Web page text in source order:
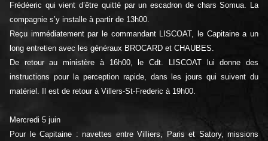
Frédéeric qui vient d’être quitté par un escadron de chars Somua. La
compagnie s’y installe à partir de 13h00.
Reçu immédiatement par le commandant LISCOAT, le Capitaine a un
long entretien avec les généraux BROCARD et CHAUBES.
De retour au ministère à 16h00, le Cdt. LISCOAT lui donne des
instructions pour la perception rapide, dans les jours qui suivent du
matériel. Il est de retour à Villers-St-Frederic à 19h00.
Mercredi 5 juin
Pour le Capitaine : navettes entre Villiers, Paris et Satory, missions